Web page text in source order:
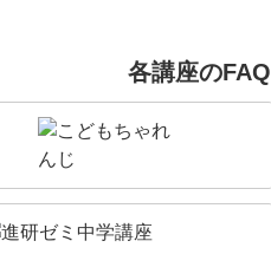
各講座の